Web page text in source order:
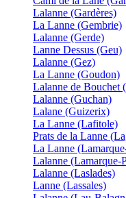
Lalanne (Gardères)
La Lanne (Gembrie)
Lalanne (Gerde)
Lanne Dessus (Geu)
Lalanne (Gez)
La Lanne (Goudon)
Lalanne de Bouchet
Lalanne (Guchan)
Lalane (Guizerix)
La Lanne (Lafitole)
Prats de la Lanne
La Lanne
Lalanne (Lamarque-
Lalanne (Laslades)
Lanne (Lassales)